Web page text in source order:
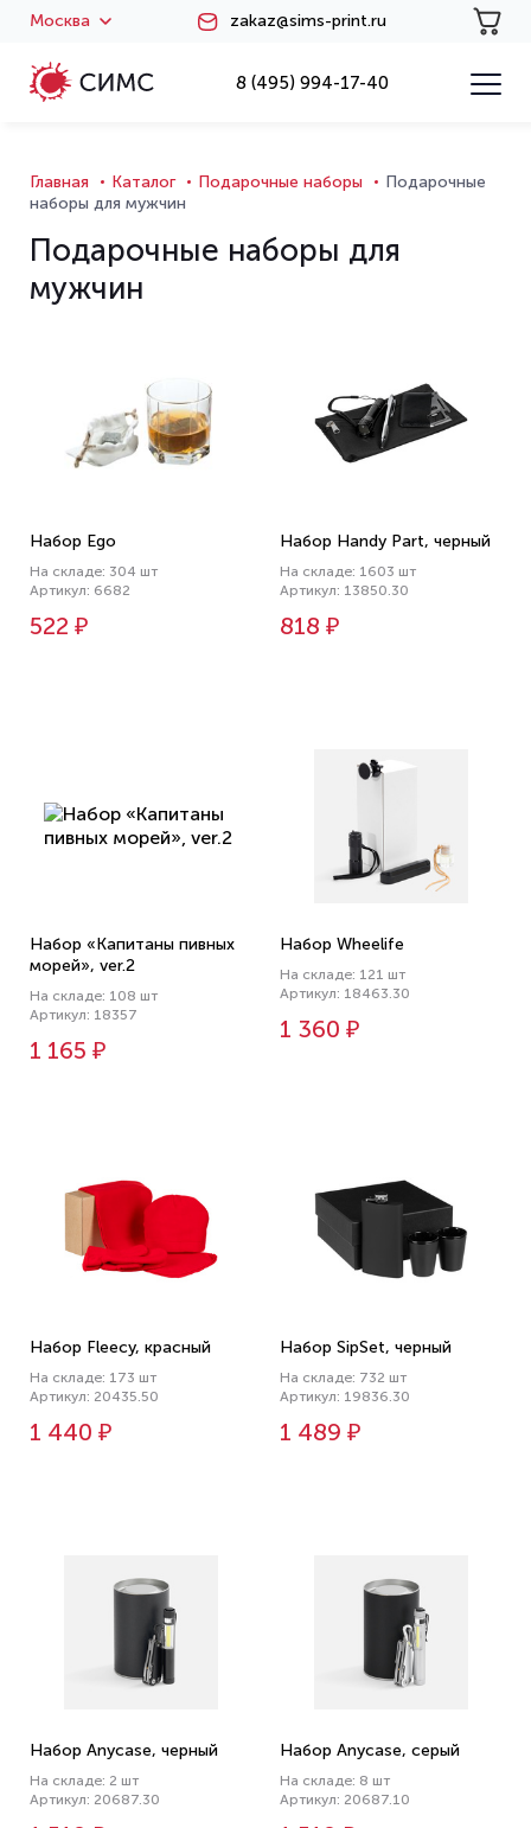
Москва zakaz@sims-print.ru
8 (495) 994-17-40
Главная Каталог Подарочные наборы
Подарочные
наборы для мужчин
Подарочные наборы для
мужчин
Набор Ego
На складе: 304 шт
Артикул: 6682
522 ₽
Набор Handy Part, черный
На складе: 1603 шт
Артикул: 13850.30
818 ₽
Набор «Капитаны пивных
морей», ver.2
На складе: 108 шт
Артикул: 18357
1 165 ₽
Набор Wheelife
На складе: 121 шт
Артикул: 18463.30
1 360 ₽
Набор Fleecy, красный
На складе: 173 шт
Артикул: 20435.50
1 440 ₽
Набор SipSet, черный
На складе: 732 шт
Артикул: 19836.30
1 489 ₽
Набор Anycase, черный
На складе: 2 шт
Артикул: 20687.30
Набор Anycase, серый
На складе: 8 шт
Артикул: 20687.10